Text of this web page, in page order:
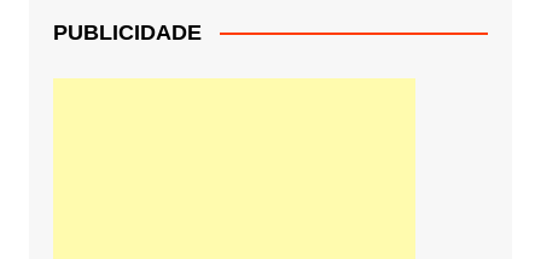
PUBLICIDADE